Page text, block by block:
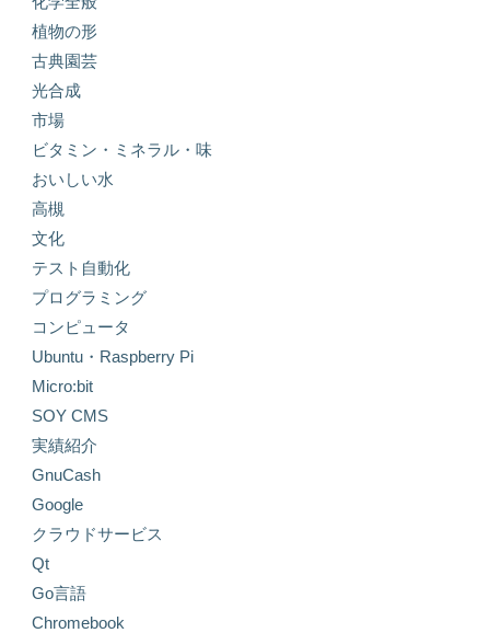
植物の形
古典園芸
光合成
市場
ビタミン・ミネラル・味
おいしい水
高槻
文化
テスト自動化
プログラミング
コンピュータ
Ubuntu・Raspberry Pi
Micro:bit
SOY CMS
実績紹介
GnuCash
Google
クラウドサービス
Qt
Go言語
Chromebook